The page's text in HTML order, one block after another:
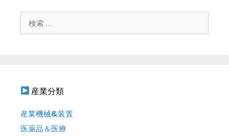
産業分類
産業機械&装置
医薬品＆医療